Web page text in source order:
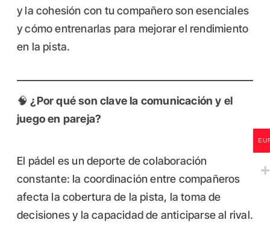
y la cohesión con tu compañero son esenciales
y cómo entrenarlas para mejorar el rendimiento
en la pista.
🧠 ¿Por qué son clave la comunicación y el
juego en pareja?
El pádel es un deporte de colaboración
constante: la coordinación entre compañeros
afecta la cobertura de la pista, la toma de
decisiones y la capacidad de anticiparse al rival.